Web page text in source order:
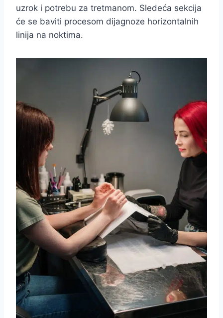
uzrok i potrebu za tretmanom. Sledeća sekcija
će se baviti procesom dijagnoze horizontalnih
linija na noktima.